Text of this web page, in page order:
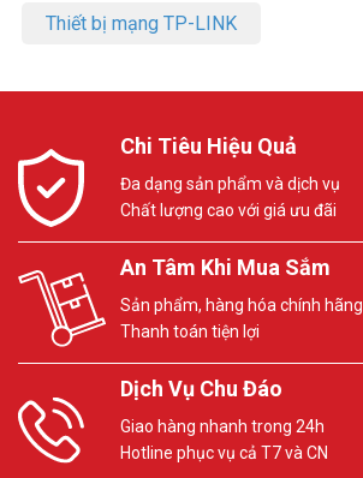
Thiết bị mạng TP-LINK
Chi Tiêu Hiệu Quả
Đa dạng sản phẩm và dịch vụ
Chất lượng cao với giá ưu đãi
An Tâm Khi Mua Sắm
Sản phẩm, hàng hóa chính hãng
Thanh toán tiện lợi
Dịch Vụ Chu Đáo
Giao hàng nhanh trong 24h
Hotline phục vụ cả T7 và CN